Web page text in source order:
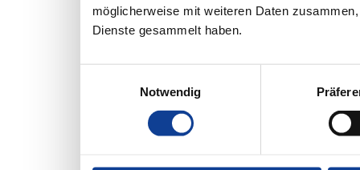
möglicherweise mit weiteren Daten
Dienste gesammelt haben.
Notwendig